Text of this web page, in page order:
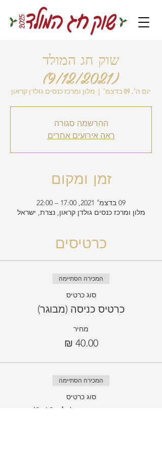
שוק חג המולד
(9/12/2021)
יום ה׳, 09 בדצמ׳
  |
מלון ומרכז כנסים גולדן קראון
ההרשמה סגורה
ראה אירועים אחרים
זמן ומקום
09 בדצמ׳ 2021, 17:00 – 22:00
מלון ומרכז כנסים גולדן קראון, נצרת, ישראל
כרטיסים
המכירה הסתיימה
סוג כרטיס
כרטיס כניסה (מבוגר)
מחיר
‏40.00 ‏₪
המכירה הסתיימה
סוג כרטיס
כרטיס כניסה (ילד 3-12)